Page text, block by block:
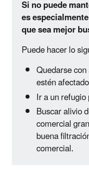
Si no puede
es
que sea mejor
Puede hacer lo
Quedarse
estén
Ir a un
Buscar alivio
comercial
buena
comercial.